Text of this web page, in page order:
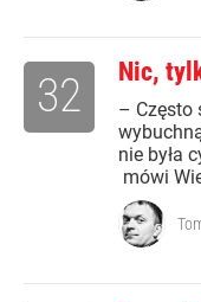
Nic,
– Często
nie była
mówi
32